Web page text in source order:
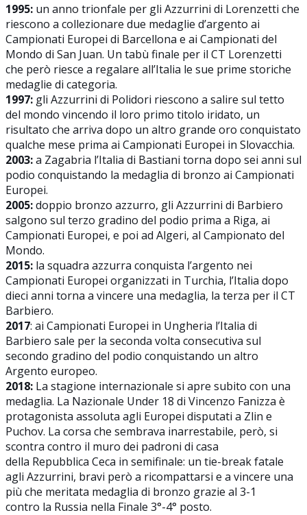
1995: un anno trionfale per gli Azzurrini di Lorenzetti che
riescono a collezionare due medaglie d’argento ai
Campionati Europei di Barcellona e ai Campionati del
Mondo di San Juan. Un tabù finale per il CT Lorenzetti
che però riesce a regalare all’Italia le sue prime storiche
medaglie di categoria.
1997: gli Azzurrini di Polidori riescono a salire sul tetto
del mondo vincendo il loro primo titolo iridato, un
risultato che arriva dopo un altro grande oro conquistato
qualche mese prima ai Campionati Europei in Slovacchia.
2003:a Zagabria l’Italia di Bastiani torna dopo sei anni sul
podio conquistando la medaglia di bronzo ai Campionati
Europei.
2005:doppio bronzo azzurro, gli Azzurrini di Barbiero
salgono sul terzo gradino del podio prima a Riga, ai
Campionati Europei, e poi ad Algeri, al Campionato del
Mondo.
2015: la squadra azzurra conquista l’argento nei
Campionati Europei organizzati in Turchia, l’Italia dopo
dieci anni torna a vincere una medaglia, la terza per il CT
Barbiero.
2017: ai Campionati Europei in Ungheria l’Italia di
Barbiero sale per la seconda volta consecutiva sul
secondo gradino del podio conquistando un altro
Argento europeo.
2018: La stagione internazionale si apre subito con una
medaglia. La Nazionale Under 18 di Vincenzo Fanizza è
protagonista assoluta agli Europei disputati a Zlin e
Puchov. La corsa che sembrava inarrestabile, però, si
scontra contro il muro dei padroni di casa
della Repubblica Ceca in semifinale: un tie-break fatale
agli Azzurrini, bravi però a ricompattarsi e a vincere una
più che meritata medaglia di bronzo grazie al 3-1
contro la Russia nella Finale 3°-4° posto.